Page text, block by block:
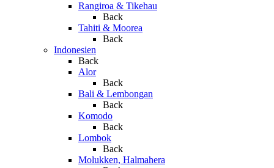
Rangiroa & Tikehau
Back
Tahiti & Moorea
Back
Indonesien
Back
Alor
Back
Bali & Lembongan
Back
Komodo
Back
Lombok
Back
Molukken, Halmahera